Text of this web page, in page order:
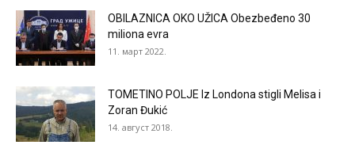
OBILAZNICA OKO UŽICA Obezbeđeno 30
miliona evra
11. март 2022.
TOMETINO POLJE Iz Londona stigli Melisa i
Zoran Đukić
14. август 2018.